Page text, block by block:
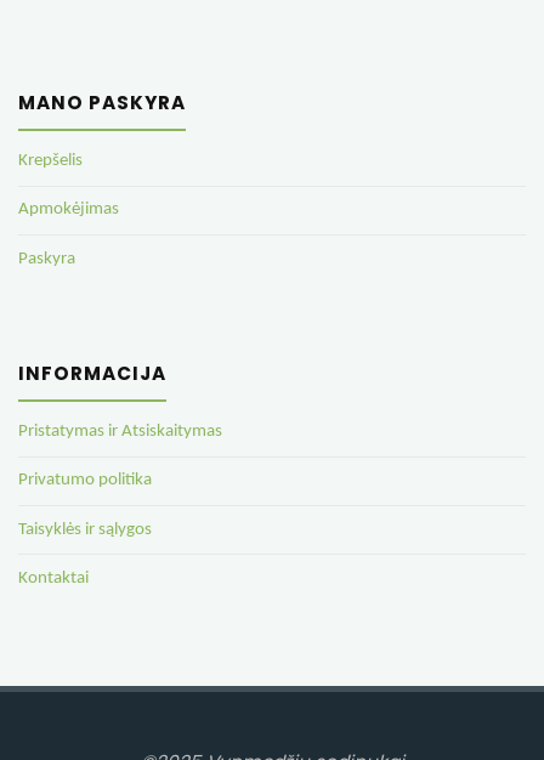
MANO PASKYRA
Krepšelis
Apmokėjimas
Paskyra
INFORMACIJA
Pristatymas ir Atsiskaitymas
Privatumo politika
Taisyklės ir sąlygos
Kontaktai